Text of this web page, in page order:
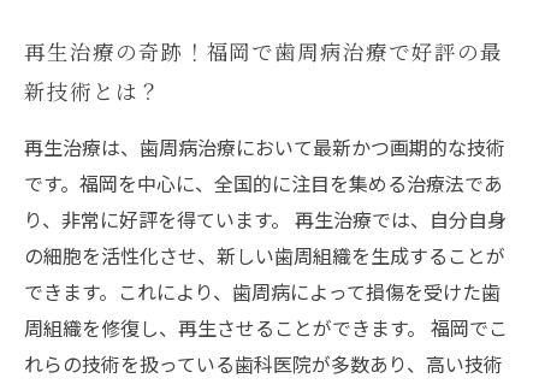
再生治療の奇跡！福岡で歯周病治療で好評の最
新技術とは？
再生治療は、歯周病治療において最新かつ画期的な技術
です。福岡を中心に、全国的に注目を集める治療法であ
り、非常に好評を得ています。 再生治療では、自分自身
の細胞を活性化させ、新しい歯周組織を生成することが
できます。これにより、歯周病によって損傷を受けた歯
周組織を修復し、再生させることができます。 福岡でこ
れらの技術を扱っている歯科医院が多数あり、高い技術